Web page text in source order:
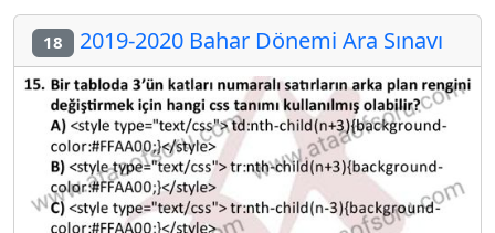
18 2019-2020 Bahar Dönemi Ara Sınavı